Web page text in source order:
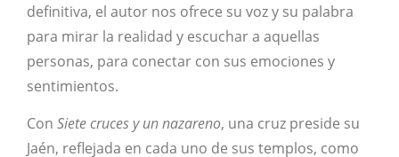
definitiva, el autor nos ofrece su voz y su palabra
para mirar la realidad y escuchar a aquellas
personas, para conectar con sus emociones y
sentimientos.
Con Siete cruces y un nazareno, una cruz preside su
Jaén, reflejada en cada uno de sus templos, como